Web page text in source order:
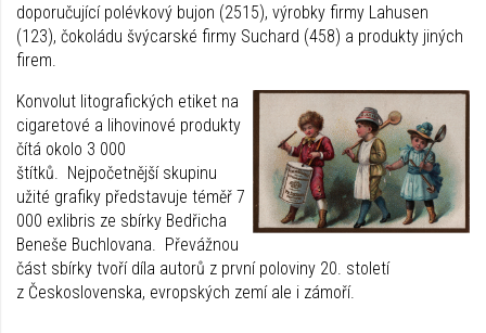
doporučující polévkový bujon (2515), výrobky firmy Lahusen
(123), čokoládu švýcarské firmy Suchard (458) a produkty jiných
firem.
Konvolut litografických etiket na
cigaretové a lihovinové produkty
čítá okolo 3 000
štítků. Nejpočetnější skupinu
užité grafiky představuje téměř 7
000 exlibris ze sbírky Bedřicha
Beneše Buchlovana. Převážnou
část sbírky tvoří díla autorů z první poloviny 20. století
z Československa, evropských zemí ale i zámoří.